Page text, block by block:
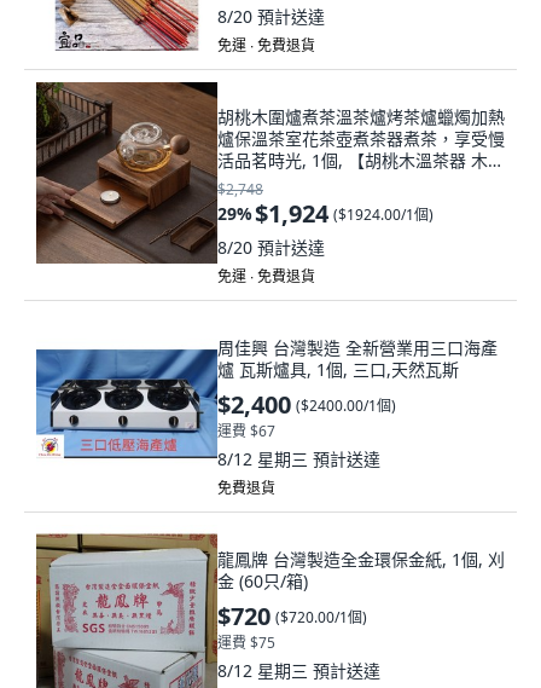
8/20 預計送達
免運 ∙ 免費退貨
胡桃木圍爐煮茶溫茶爐烤茶爐蠟燭加熱
爐保溫茶室花茶壺煮茶器煮茶，享受慢
活品茗時光, 1個, 【胡桃木溫茶器 木球
玻璃壺450ml】送
$2,748
29%$1,924 ($1924.00/1個)
8/20 預計送達
免運 ∙ 免費退貨
周佳興 台灣製造 全新營業用三口海產
爐 瓦斯爐具, 1個, 三口,天然瓦斯
$2,400 ($2400.00/1個)
運費 $67
8/12 星期三 預計送達
免費退貨
龍鳳牌 台灣製造全金環保金紙, 1個, 刈
金 (60只/箱)
$720 ($720.00/1個)
運費 $75
8/12 星期三 預計送達